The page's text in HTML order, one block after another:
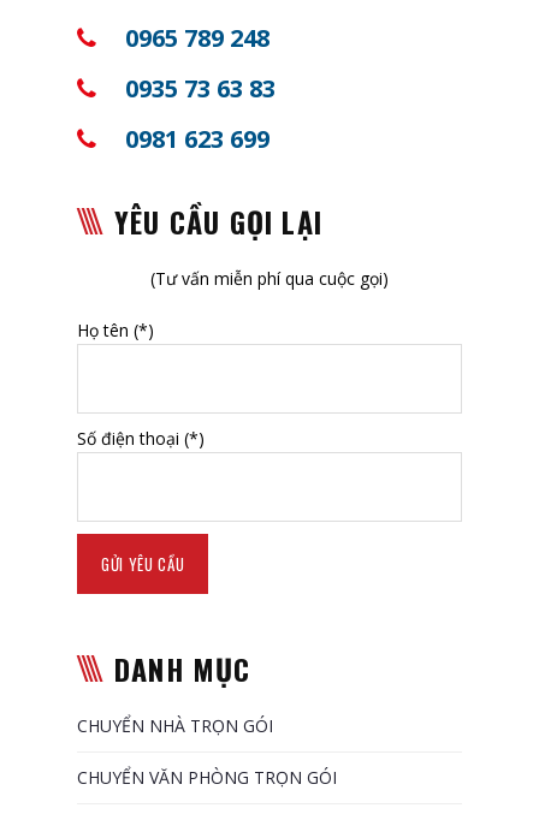
0965 789 248
0935 73 63 83
0981 623 699
YÊU CẦU GỌI LẠI
(Tư vấn miễn phí qua cuộc gọi)
Họ tên (*)
Số điện thoại (*)
DANH MỤC
CHUYỂN NHÀ TRỌN GÓI
CHUYỂN VĂN PHÒNG TRỌN GÓI